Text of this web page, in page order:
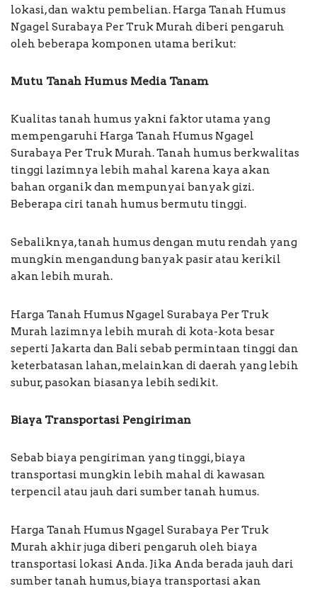
lokasi, dan waktu pembelian. Harga Tanah Humus
Ngagel Surabaya Per Truk Murah diberi pengaruh
oleh beberapa komponen utama berikut:
Mutu Tanah Humus Media Tanam
Kualitas tanah humus yakni faktor utama yang
mempengaruhi Harga Tanah Humus Ngagel
Surabaya Per Truk Murah. Tanah humus berkwalitas
tinggi lazimnya lebih mahal karena kaya akan
bahan organik dan mempunyai banyak gizi.
Beberapa ciri tanah humus bermutu tinggi.
Sebaliknya, tanah humus dengan mutu rendah yang
mungkin mengandung banyak pasir atau kerikil
akan lebih murah.
Harga Tanah Humus Ngagel Surabaya Per Truk
Murah lazimnya lebih murah di kota-kota besar
seperti Jakarta dan Bali sebab permintaan tinggi dan
keterbatasan lahan, melainkan di daerah yang lebih
subur, pasokan biasanya lebih sedikit.
Biaya Transportasi Pengiriman
Sebab biaya pengiriman yang tinggi, biaya
transportasi mungkin lebih mahal di kawasan
terpencil atau jauh dari sumber tanah humus.
Harga Tanah Humus Ngagel Surabaya Per Truk
Murah akhir juga diberi pengaruh oleh biaya
transportasi lokasi Anda. Jika Anda berada jauh dari
sumber tanah humus, biaya transportasi akan